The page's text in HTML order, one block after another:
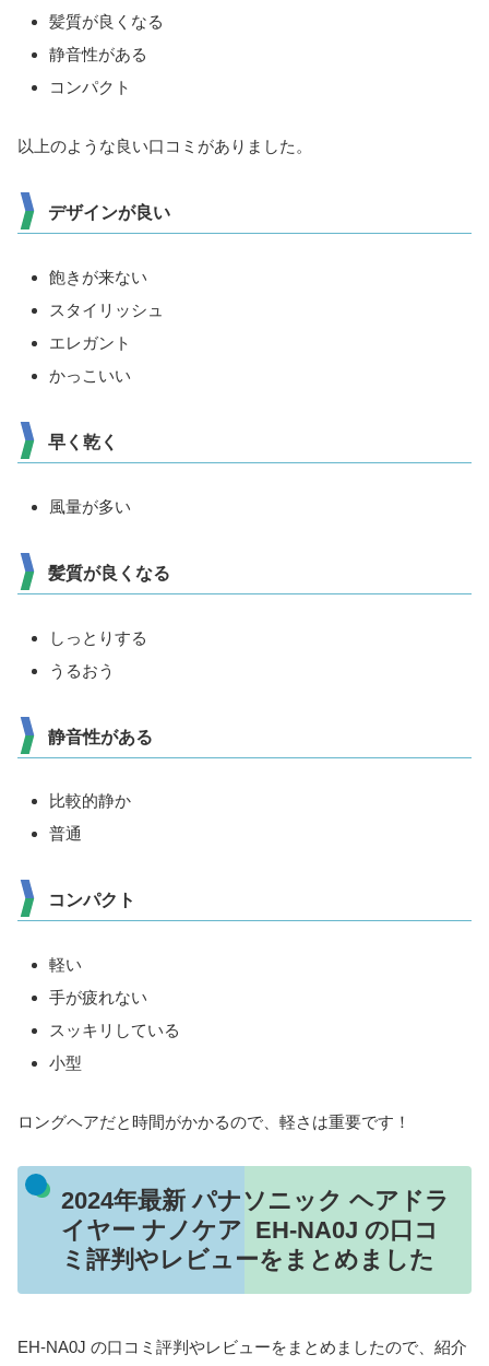
髪質が良くなる
静音性がある
コンパクト
以上のような良い口コミがありました。
デザインが良い
飽きが来ない
スタイリッシュ
エレガント
かっこいい
早く乾く
風量が多い
髪質が良くなる
しっとりする
うるおう
静音性がある
比較的静か
普通
コンパクト
軽い
手が疲れない
スッキリしている
小型
ロングヘアだと時間がかかるので、軽さは重要です！
2024年最新 パナソニック ヘアドラ
イヤー ナノケア EH-NA0J の口コ
ミ評判やレビューをまとめました
EH-NA0J の口コミ評判やレビューをまとめましたので、紹介